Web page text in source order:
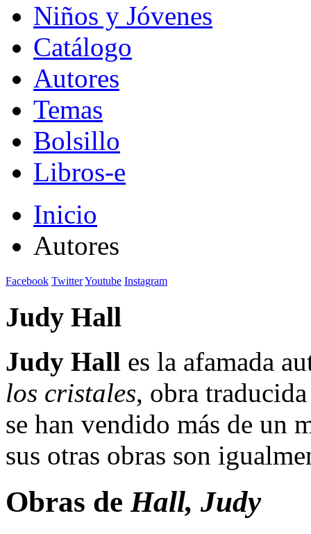
Niños y Jóvenes
Catálogo
Autores
Temas
Bolsillo
Libros-e
Inicio
Autores
Facebook TwitterYoutube Instagram
Judy Hall
Judy Hall es la afamada
los cristales, obra
se han vendido más de un
sus otras obras son
Obras de Hall, Judy